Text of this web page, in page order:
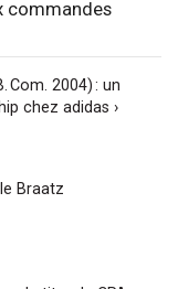
commandes
Com. 2004) : un
chez adidas ›
Braatz